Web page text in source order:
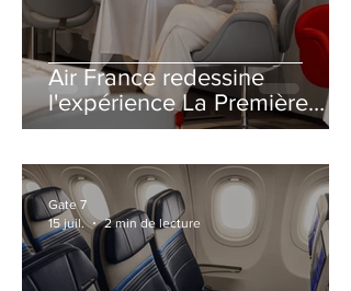
Air France redessine
l'expérience La Première
avec un salon entièrement
Gate 7
15 juil.
2 min de lecture